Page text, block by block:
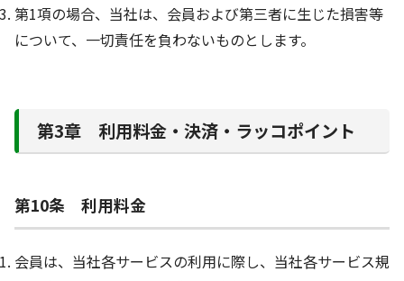
第1項の場合、当社は、会員および第三者に生じた損害等
について、一切責任を負わないものとします。
第3章 利用料金・決済・ラッコポイント
第10条 利用料金
会員は、当社各サービスの利用に際し、当社各サービス規